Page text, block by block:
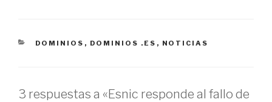
CATEGORÍAS
DOMINIOS , DOMINIOS .ES , NOTICIAS
3 respuestas a «Esnic responde al fallo de